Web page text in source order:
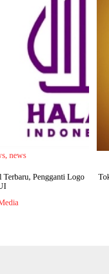
, news
Pengganti Logo